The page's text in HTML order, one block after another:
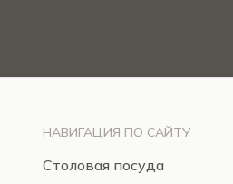
НАВИГАЦИЯ ПО САЙТУ
Столовая посуда